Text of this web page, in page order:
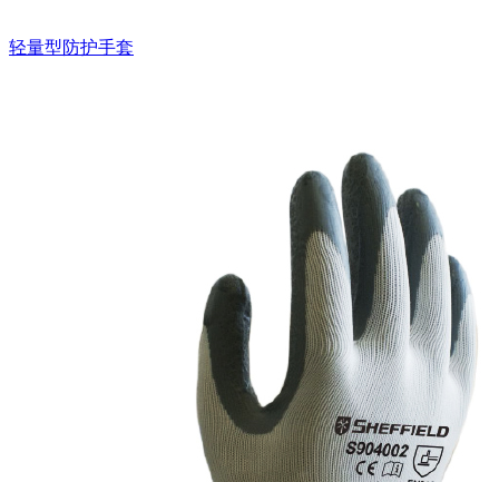
轻量型防护手套